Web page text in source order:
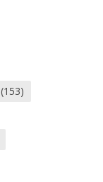
(153)